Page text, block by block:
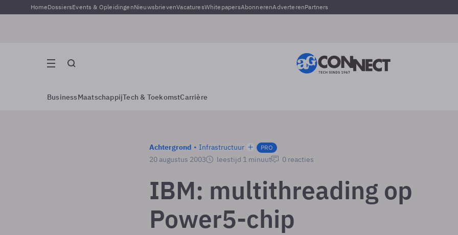
HomeDossiersEvents & OpleidingenNieuwsbrievenVacaturesWhitepapersAbonnerenAdverterenPartners
BusinessMaatschappijTech & ToekomstCarrière
Achtergrond Infrastructuur PRO
20 augustus 2003 leestijd 1 minuut 0 reacties
IBM: multithreading op
Power5-chip